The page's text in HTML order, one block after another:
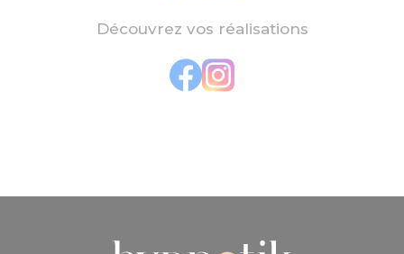
Découvrez vos réalisations